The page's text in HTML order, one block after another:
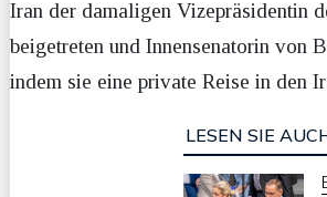
Iran der damaligen Vizepräsidentin
beigetreten und Innensenatorin von
indem sie eine private Reise in den
LESEN SIE